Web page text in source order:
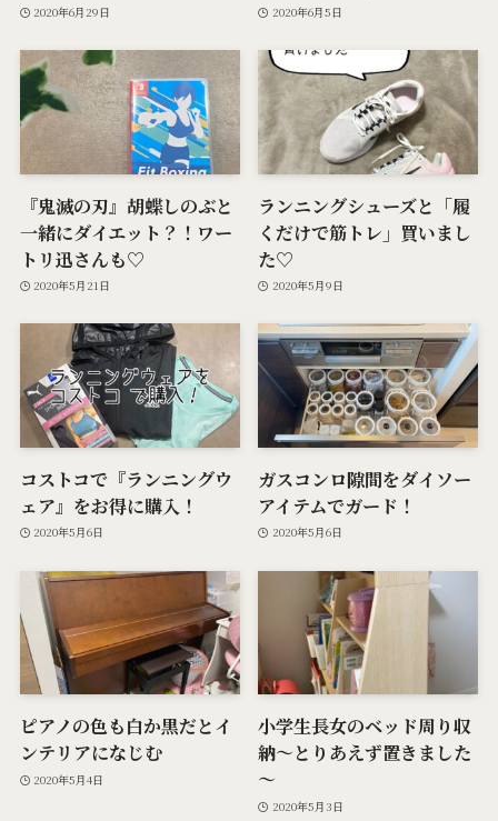
2020年6月29日 2020年6月5日
『鬼滅の刃』胡蝶しのぶと
一緒にダイエット？！ワー
トリ迅さんも♡
2020年5月21日
ランニングシューズと「履
くだけで筋トレ」買いまし
た♡
2020年5月9日
コストコで『ランニングウ
ェア』をお得に購入！
2020年5月6日
ガスコンロ隙間をダイソー
アイテムでガード！
2020年5月6日
ピアノの色も白か黒だとイ
ンテリアになじむ
2020年5月4日
小学生長女のベッド周り収
納～とりあえず置きました
～
2020年5月3日